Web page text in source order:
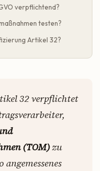
verpflichtend?
testen?
Artikel 32?
32 verpflichtet
(TOM)zu